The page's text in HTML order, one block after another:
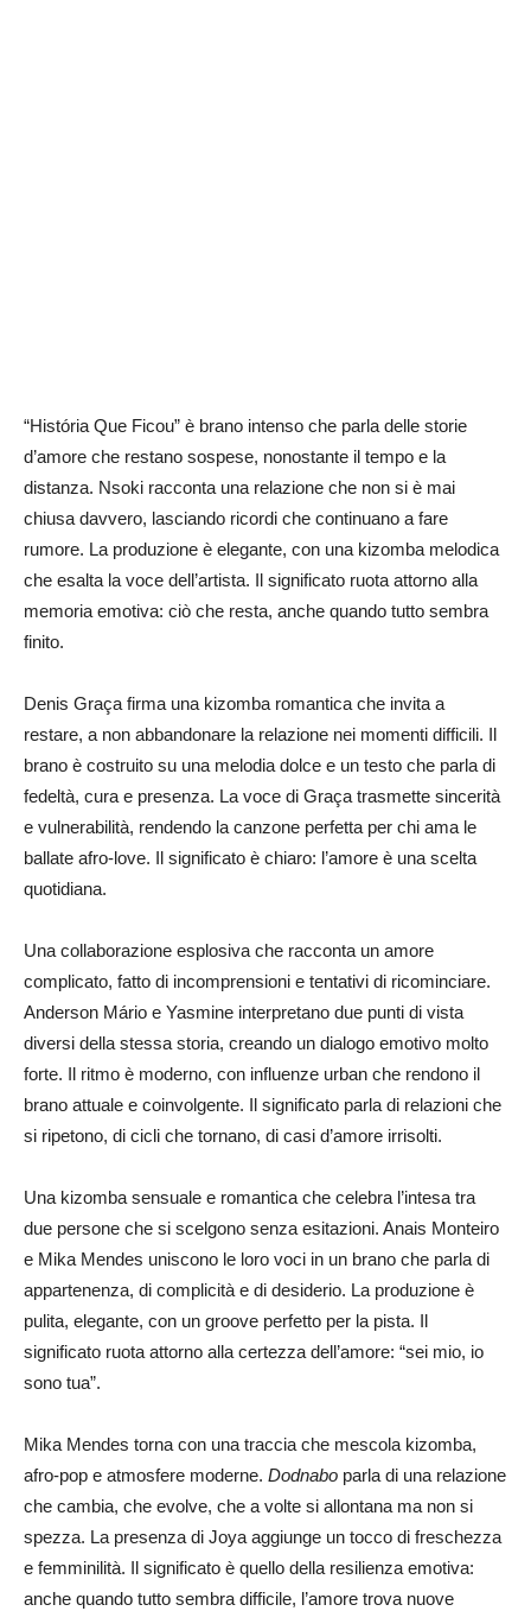
“História Que Ficou” è brano intenso che parla delle storie
d’amore che restano sospese, nonostante il tempo e la
distanza. Nsoki racconta una relazione che non si è mai
chiusa davvero, lasciando ricordi che continuano a fare
rumore. La produzione è elegante, con una kizomba melodica
che esalta la voce dell’artista. Il significato ruota attorno alla
memoria emotiva: ciò che resta, anche quando tutto sembra
finito.
Denis Graça firma una kizomba romantica che invita a
restare, a non abbandonare la relazione nei momenti difficili. Il
brano è costruito su una melodia dolce e un testo che parla di
fedeltà, cura e presenza. La voce di Graça trasmette sincerità
e vulnerabilità, rendendo la canzone perfetta per chi ama le
ballate afro‑love. Il significato è chiaro: l’amore è una scelta
quotidiana.
Una collaborazione esplosiva che racconta un amore
complicato, fatto di incomprensioni e tentativi di ricominciare.
Anderson Mário e Yasmine interpretano due punti di vista
diversi della stessa storia, creando un dialogo emotivo molto
forte. Il ritmo è moderno, con influenze urban che rendono il
brano attuale e coinvolgente. Il significato parla di relazioni che
si ripetono, di cicli che tornano, di casi d’amore irrisolti.
Una kizomba sensuale e romantica che celebra l’intesa tra
due persone che si scelgono senza esitazioni. Anais Monteiro
e Mika Mendes uniscono le loro voci in un brano che parla di
appartenenza, di complicità e di desiderio. La produzione è
pulita, elegante, con un groove perfetto per la pista. Il
significato ruota attorno alla certezza dell’amore: “sei mio, io
sono tua”.
Mika Mendes torna con una traccia che mescola kizomba,
afro‑pop e atmosfere moderne. Dodnabo parla di una relazione
che cambia, che evolve, che a volte si allontana ma non si
spezza. La presenza di Joya aggiunge un tocco di freschezza
e femminilità. Il significato è quello della resilienza emotiva:
anche quando tutto sembra difficile, l’amore trova nuove